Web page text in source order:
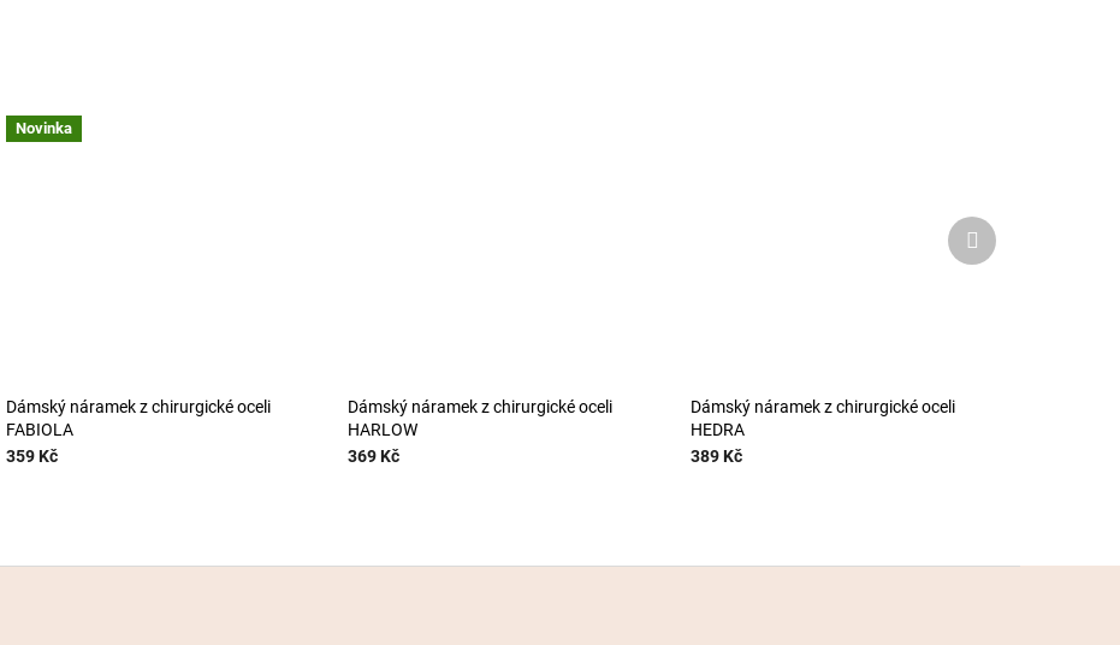
Novinka
Dámský náramek z chirurgické oceli
FABIOLA
359 Kč
Dámský náramek z chirurgické oceli
HARLOW
369 Kč
Dámský náramek z chirurgické oceli
HEDRA
389 Kč
Další
produkt